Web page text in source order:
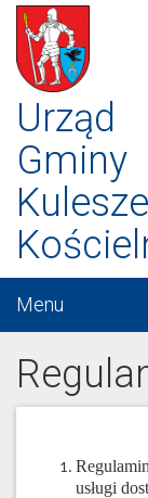
Urząd
Gminy
Kulesze
Menu
usługi